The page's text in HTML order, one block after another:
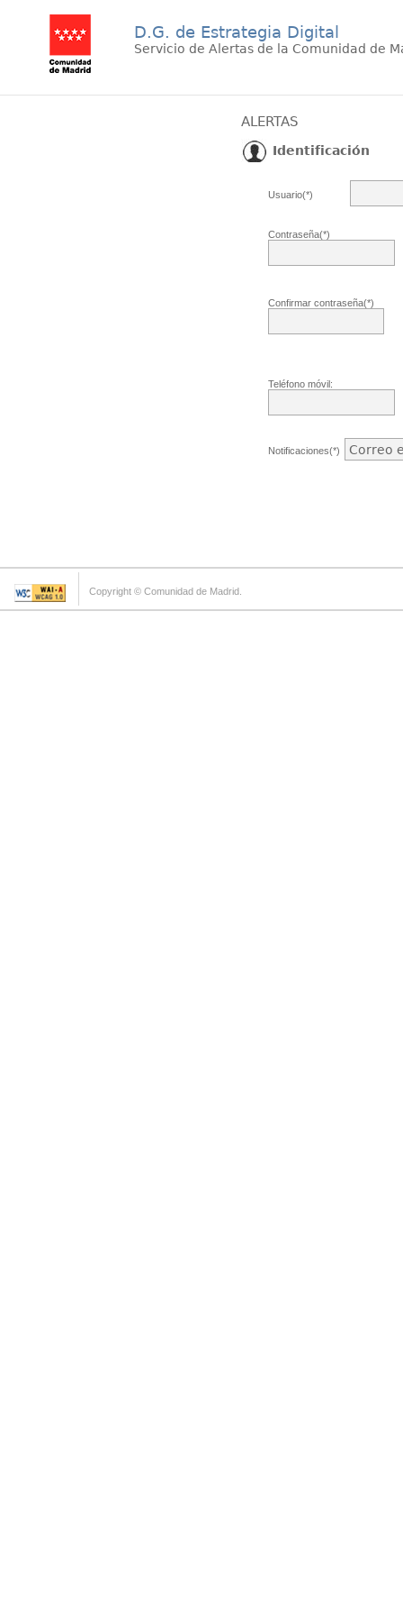
D.G. de Estrategia Digital
Servicio de Alertas de la Comunidad de
ALERTAS
Identificación
Usuario(*)
Contraseña(*)
Confirmar contraseña(*)
Teléfono móvil:
Notificaciones(*)
Copyright © Comunidad de Madrid.